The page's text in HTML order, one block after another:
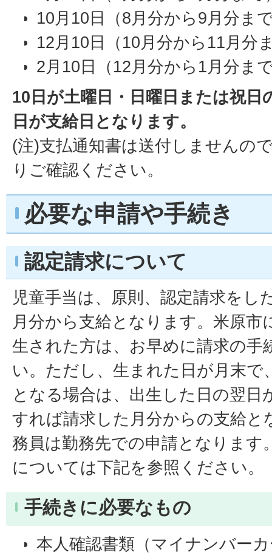
10月10日（8月分から9月分ま
12月10日（10月分から11月分
2月10日（12月分から1月分ま
10日が土曜日・日曜日または祝日
日が支給日となります。
(注)支払通知書は送付しませんの
りご確認ください。
必要な申請や手続き
認定請求について
児童手当は、原則、認定請求をし
月分から支給となります。米原市
生された方は、お早めに請求の手
い。ただし、生まれた日が月末で
となる場合は、出生した日の翌日
すれば請求した月分からの支給と
務員は勤務先での申請となります
については下記を参照ください。
手続きに必要なもの
本人確認書類（マイナンバー